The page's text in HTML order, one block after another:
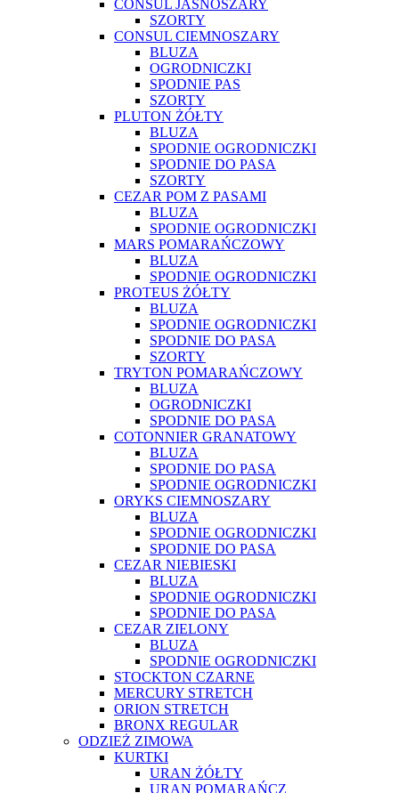
CONSUL JASNOSZARY
SZORTY
CONSUL CIEMNOSZARY
BLUZA
OGRODNICZKI
SPODNIE PAS
SZORTY
PLUTON ŻÓŁTY
BLUZA
SPODNIE OGRODNICZKI
SPODNIE DO PASA
SZORTY
CEZAR POM Z PASAMI
BLUZA
SPODNIE OGRODNICZKI
MARS POMARAŃCZOWY
BLUZA
SPODNIE OGRODNICZKI
PROTEUS ŻÓŁTY
BLUZA
SPODNIE OGRODNICZKI
SPODNIE DO PASA
SZORTY
TRYTON POMARAŃCZOWY
BLUZA
OGRODNICZKI
SPODNIE DO PASA
COTONNIER GRANATOWY
BLUZA
SPODNIE DO PASA
SPODNIE OGRODNICZKI
ORYKS CIEMNOSZARY
BLUZA
SPODNIE OGRODNICZKI
SPODNIE DO PASA
CEZAR NIEBIESKI
BLUZA
SPODNIE OGRODNICZKI
SPODNIE DO PASA
CEZAR ZIELONY
BLUZA
SPODNIE OGRODNICZKI
STOCKTON CZARNE
MERCURY STRETCH
ORION STRETCH
BRONX REGULAR
ODZIEŻ ZIMOWA
KURTKI
URAN ŻÓŁTY
URAN POMARAŃCZ